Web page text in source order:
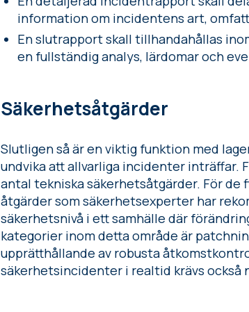
information om incidentens art,
En slutrapport skall tillhandahållas
en fullständig analys, lärdomar och
Säkerhetsåtgärder
Slutligen så är en viktig funktion med
undvika att allvarliga incidenter inträffar.
antal tekniska säkerhetsåtgärder. För
åtgärder som säkerhetsexperter har
säkerhetsnivå i ett samhälle där
kategorier inom detta område är
upprätthållande av robusta
säkerhetsincidenter i realtid krävs också